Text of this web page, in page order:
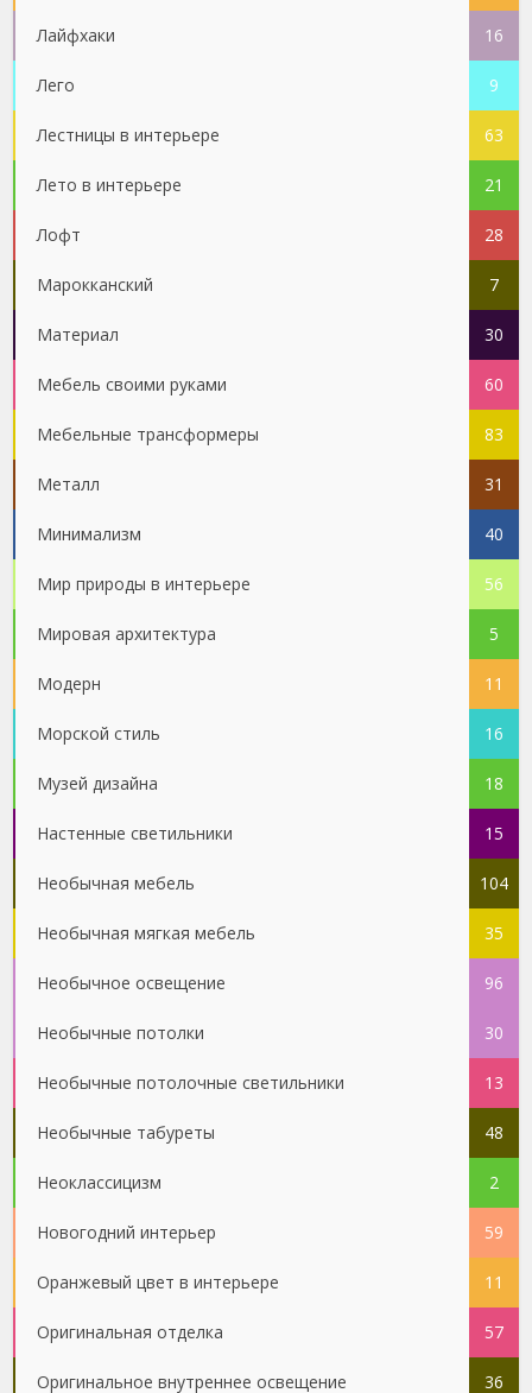
Лайфхаки 16
Лего 9
Лестницы в интерьере 63
Лето в интерьере 21
Лофт 28
Марокканский 7
Материал 30
Мебель своими руками 60
Мебельные трансформеры 83
Металл 31
Минимализм 40
Мир природы в интерьере 56
Мировая архитектура 5
Модерн 11
Морской стиль 16
Музей дизайна 18
Настенные светильники 15
Необычная мебель 104
Необычная мягкая мебель 35
Необычное освещение 96
Необычные потолки 30
Необычные потолочные светильники 13
Необычные табуреты 48
Неоклассицизм 2
Новогодний интерьер 59
Оранжевый цвет в интерьере 11
Оригинальная отделка 57
Оригинальное внутреннее освещение 36